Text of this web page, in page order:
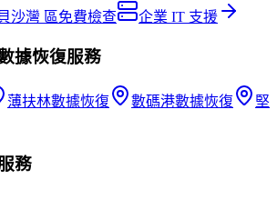
沙灣 區免費檢查 企業 IT 支援
據恢復服務
薄扶林數據恢復 數碼港數據恢復
堅
務